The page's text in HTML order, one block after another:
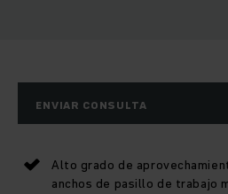
ENVIAR CONSULTA
Alto grado de
anchos de pasillo de trabajo